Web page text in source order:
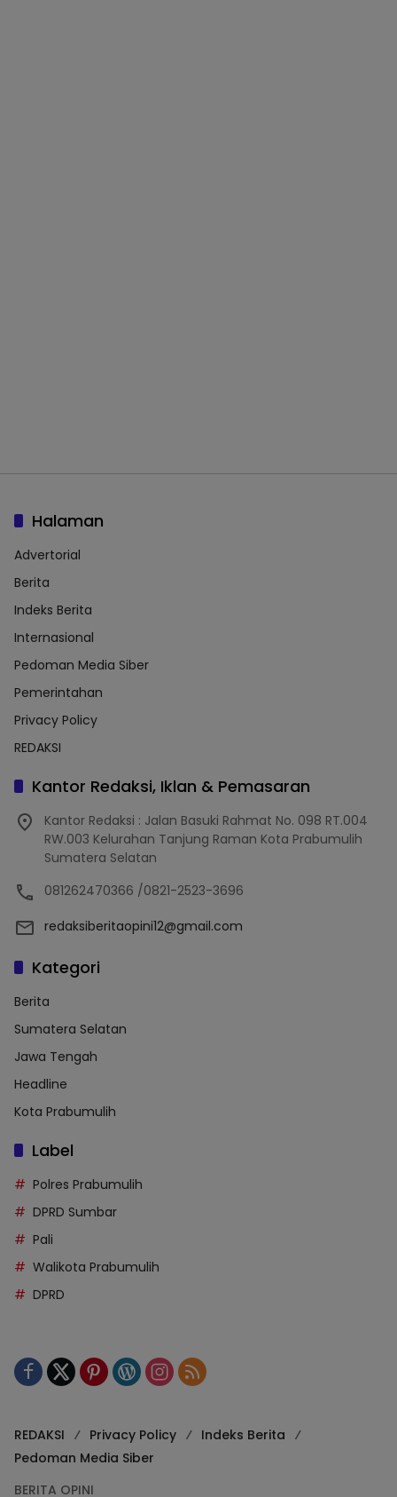
Halaman
Advertorial
Berita
Indeks Berita
Internasional
Pedoman Media Siber
Pemerintahan
Privacy Policy
REDAKSI
Kantor Redaksi, Iklan & Pemasaran
Kantor Redaksi : Jalan Basuki Rahmat No. 098 RT.004
RW.003 Kelurahan Tanjung Raman Kota Prabumulih
Sumatera Selatan
081262470366 /0821-2523-3696
redaksiberitaopini12@gmail.com
Kategori
Berita
Sumatera Selatan
Jawa Tengah
Headline
Kota Prabumulih
Label
Polres Prabumulih
DPRD Sumbar
Pali
Walikota Prabumulih
DPRD
REDAKSI Privacy Policy
Indeks Berita
Pedoman Media Siber
BERITA OPINI